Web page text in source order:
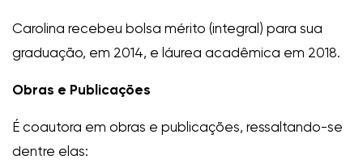
Carolina recebeu bolsa mérito (integral) para sua
graduação, em 2014, e láurea acadêmica em 2018.
Obras e Publicações
É coautora em obras e publicações, ressaltando-se
dentre elas: